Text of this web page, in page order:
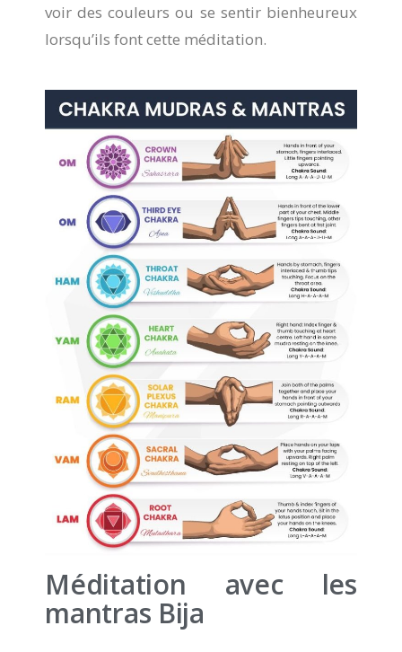
voir des couleurs ou se sentir bienheureux
lorsqu’ils font cette méditation.
Méditation avec les
mantras Bija